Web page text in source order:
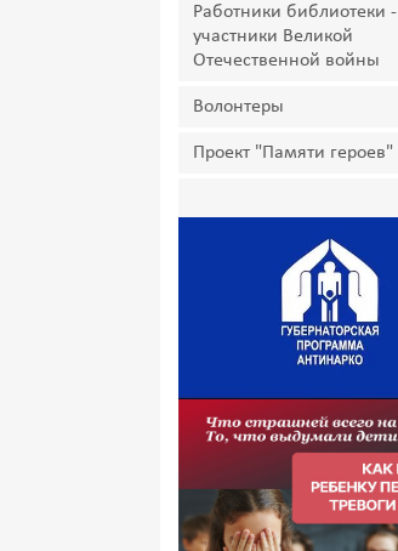
Работники библиотеки -
участники Великой
Отечественной войны
Волонтеры
Проект "Памяти героев"